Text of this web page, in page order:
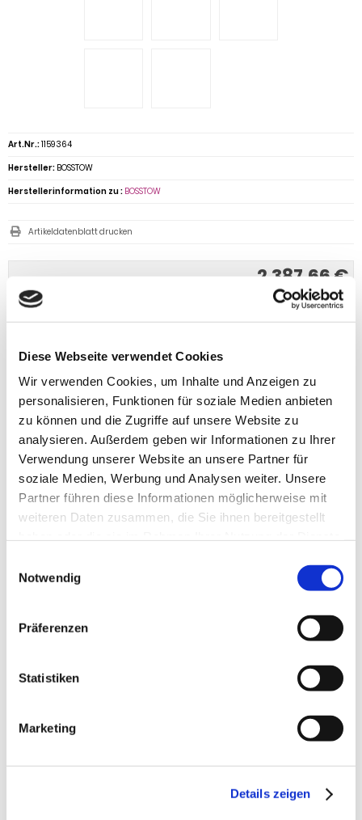
Diese Webseite verwendet Cookies
Wir verwenden Cookies, um Inhalte und Anzeigen zu
personalisieren, Funktionen für soziale Medien anbieten
zu können und die Zugriffe auf unsere Website zu
analysieren. Außerdem geben wir Informationen zu Ihrer
Verwendung unserer Website an unsere Partner für
soziale Medien, Werbung und Analysen weiter. Unsere
Partner führen diese Informationen möglicherweise mit
weiteren Daten zusammen, die Sie ihnen bereitgestellt
Notwendig
Präferenzen
Statistiken
Marketing
Details zeigen
2.387,66 €
inkl. 19 % MwSt. zzgl.Versandkosten
Versandgruppe:
Art.Nr.:1159364
Hersteller: BOSSTOW
Herstellerinformation zu : BOSSTOW
Artikeldatenblatt drucken
Anhängerkupplung für Porsche 928 GTS: Anhängerkupplung
vertikal abnehmbar, Comfortverschluss- automatic,
Komplette AHK incl. Querträger, Befestigungsteile,